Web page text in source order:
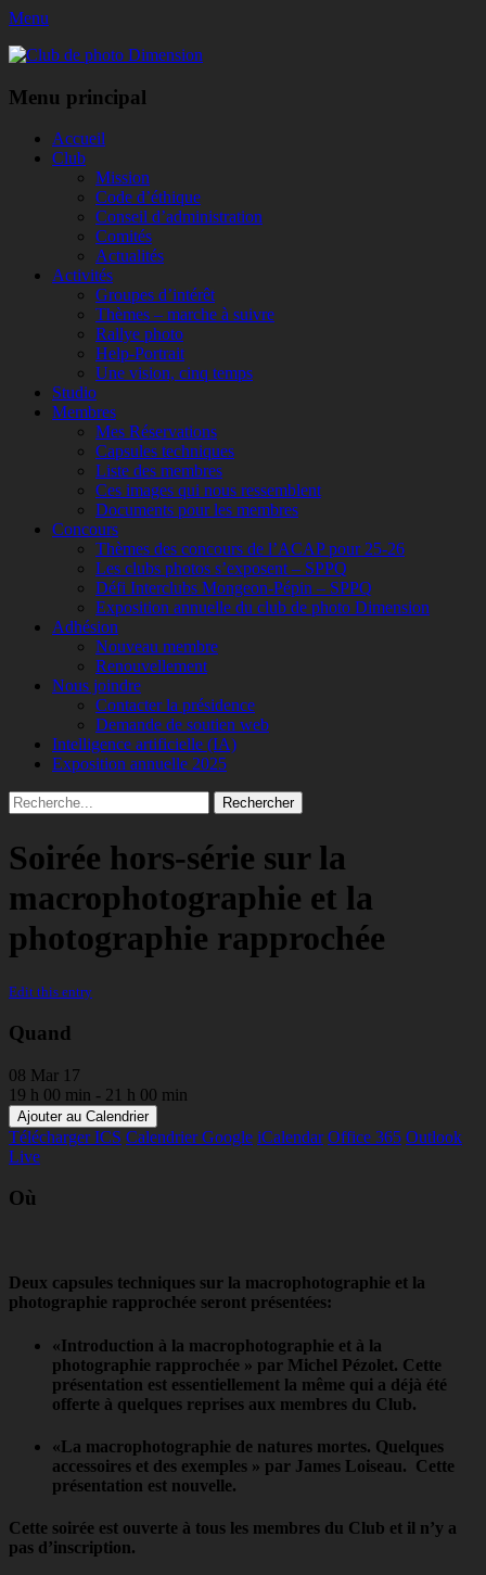
Menu
Club de photo Dimension
Menu principal
Aller
Accueil
Club
Mission
Code d’éthique
Conseil d’administration
Comités
Actualités
Activités
Groupes d’intérêt
Thèmes – marche à suivre
Rallye photo
Help-Portrait
Une vision, cinq temps
Studio
Membres
Mes Réservations
Capsules techniques
Liste des membres
Ces images qui nous ressemblent
Documents pour les membres
Concours
Thèmes des concours de l’ACAP pour 25-26
Les clubs photos s’exposent – SPPQ
Défi Interclubs Mongeon-Pépin – SPPQ
Exposition annuelle du club de photo Dimension
Adhésion
Nouveau membre
Renouvellement
Nous joindre
Contacter la présidence
Demande de soutien web
Intelligence artificielle (IA)
Exposition annuelle 2025
Recherche
Rechercher :
Soirée hors-série sur la
macrophotographie et la
photographie rapprochée
Edit this entry
Quand
08 Mar 17
19 h 00 min - 21 h 00 min
Ajouter au Calendrier
Télécharger ICS Calendrier Google iCalendar Office 365 Outlook
Live
Où
Deux capsules techniques sur la macrophotographie et la
photographie rapprochée seront présentées:
«Introduction à la macrophotographie et à la
photographie rapprochée » par Michel Pézolet. Cette
présentation est essentiellement la même qui a déjà été
offerte à quelques reprises aux membres du Club.
«La macrophotographie de natures mortes. Quelques
accessoires et des exemples » par James Loiseau. Cette
présentation est nouvelle.
Cette soirée est ouverte à tous les membres du Club et il n’y a
pas d’inscription.